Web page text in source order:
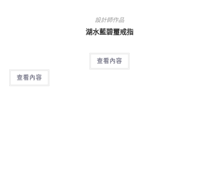
設計師作品
湖水藍碧璽戒指
查看內容
查看內容